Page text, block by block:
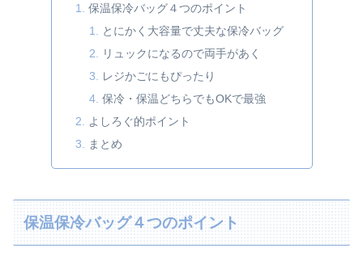
保温保冷バッグ４つのポイント
とにかく大容量で丈夫な保冷バッグ
リュックになるので両手があく
レジかごにもぴったり
保冷・保温どちらでもOKで最強
よしろぐ的ポイント
まとめ
保温保冷バッグ４つのポイント